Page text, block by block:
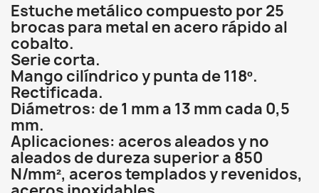
Estuche metálico compuesto por 25
brocas para metal en acero rápido al
cobalto.
Serie corta.
Mango cilíndrico y punta de 118º.
Rectificada.
Diámetros: de 1 mm a 13 mm cada 0,5
mm.
Aplicaciones: aceros aleados y no
aleados de dureza superior a 850
N/mm², aceros templados y revenidos,